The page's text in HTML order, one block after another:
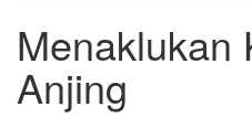
Menaklukan
Anjing